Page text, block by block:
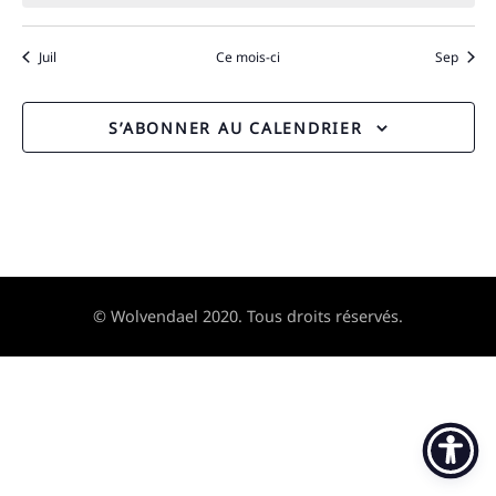
Juil Ce mois-ci Sep
S’ABONNER AU CALENDRIER
© Wolvendael 2020. Tous droits réservés.